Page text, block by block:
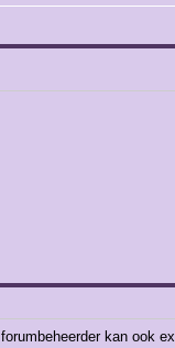
kan ook